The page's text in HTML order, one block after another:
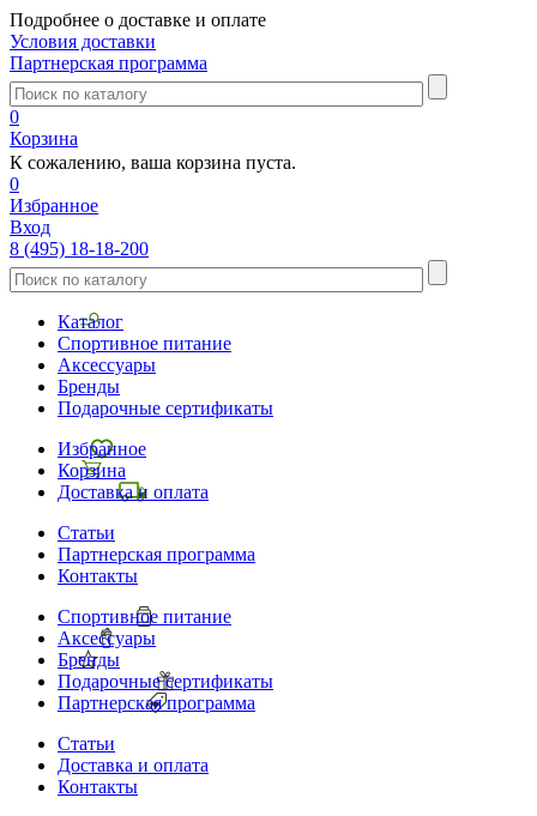
Подробнее о доставке и оплате
Условия доставки
Партнерская программа
0
Корзина
К сожалению, ваша корзина пуста.
0
Избранное
Вход
8 (495) 18-18-200
Каталог
Спортивное питание
Аксессуары
Бренды
Подарочные сертификаты
Избранное
Корзина
Доставка и оплата
Статьи
Партнерская программа
Контакты
Спортивное питание
Аксессуары
Бренды
Подарочные сертификаты
Партнерская программа
Статьи
Доставка и оплата
Контакты